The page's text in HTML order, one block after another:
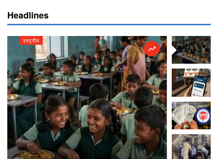
Headlines
राष्ट्रीय राष्ट्रीय